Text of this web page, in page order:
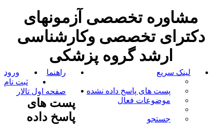
مشاوره تخصصی آزمونهای
دکترای تخصصی وکارشناسی
ارشد گروه پزشکی
لینک سریع
پست های پاسخ داده نشده
موضوعات فعال
جستجو
راهنما
ورود
ثبت نام
صفحه اول تالار
پست های
پاسخ داده